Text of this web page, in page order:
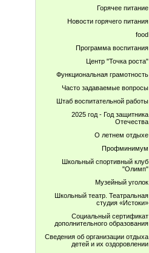
Горячее питание
Новости горячего питания
food
Программа воспитания
Центр "Точка роста"
Функциональная грамотность
Часто задаваемые вопросы
Штаб воспитательной работы
2025 год - Год защитника
Отечества
О летнем отдыхе
Профминимум
Школьный спортивный клуб
"Олимп"
Музейный уголок
Школьный театр. Театральная
студия «Истоки»
Социальный сертификат
дополнительного образования
Сведения об организации отдыха
детей и их оздоровлении